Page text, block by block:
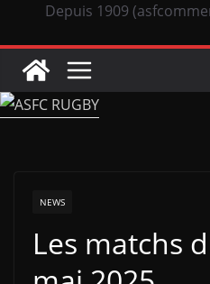
Depuis 1909
NEWS
Les matchs